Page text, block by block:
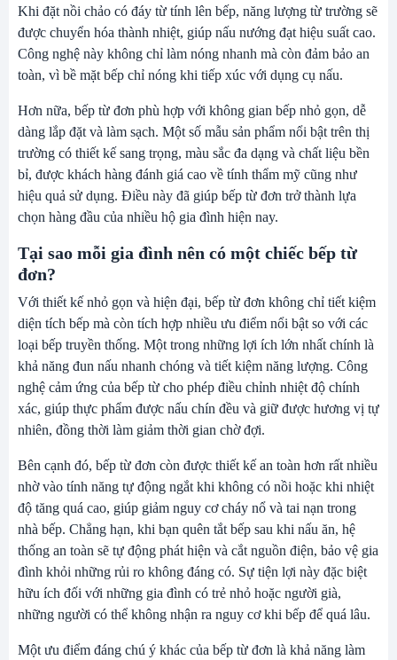
Khi đặt nồi chảo có đáy từ tính lên bếp, năng lượng từ trường sẽ
được chuyển hóa thành nhiệt, giúp nấu nướng đạt hiệu suất cao.
Công nghệ này không chỉ làm nóng nhanh mà còn đảm bảo an
toàn, vì bề mặt bếp chỉ nóng khi tiếp xúc với dụng cụ nấu.
Hơn nữa, bếp từ đơn phù hợp với không gian bếp nhỏ gọn, dễ
dàng lắp đặt và làm sạch. Một số mẫu sản phẩm nổi bật trên thị
trường có thiết kế sang trọng, màu sắc đa dạng và chất liệu bền
bỉ, được khách hàng đánh giá cao về tính thẩm mỹ cũng như
hiệu quả sử dụng. Điều này đã giúp bếp từ đơn trở thành lựa
chọn hàng đầu của nhiều hộ gia đình hiện nay.
Tại sao mỗi gia đình nên có một chiếc bếp từ
đơn?
Với thiết kế nhỏ gọn và hiện đại, bếp từ đơn không chỉ tiết kiệm
diện tích bếp mà còn tích hợp nhiều ưu điểm nổi bật so với các
loại bếp truyền thống. Một trong những lợi ích lớn nhất chính là
khả năng đun nấu nhanh chóng và tiết kiệm năng lượng. Công
nghệ cảm ứng của bếp từ cho phép điều chỉnh nhiệt độ chính
xác, giúp thực phẩm được nấu chín đều và giữ được hương vị tự
nhiên, đồng thời làm giảm thời gian chờ đợi.
Bên cạnh đó, bếp từ đơn còn được thiết kế an toàn hơn rất nhiều
nhờ vào tính năng tự động ngắt khi không có nồi hoặc khi nhiệt
độ tăng quá cao, giúp giảm nguy cơ cháy nổ và tai nạn trong
nhà bếp. Chẳng hạn, khi bạn quên tắt bếp sau khi nấu ăn, hệ
thống an toàn sẽ tự động phát hiện và cắt nguồn điện, bảo vệ gia
đình khỏi những rủi ro không đáng có. Sự tiện lợi này đặc biệt
hữu ích đối với những gia đình có trẻ nhỏ hoặc người già,
những người có thể không nhận ra nguy cơ khi bếp để quá lâu.
Một ưu điểm đáng chú ý khác của bếp từ đơn là khả năng làm